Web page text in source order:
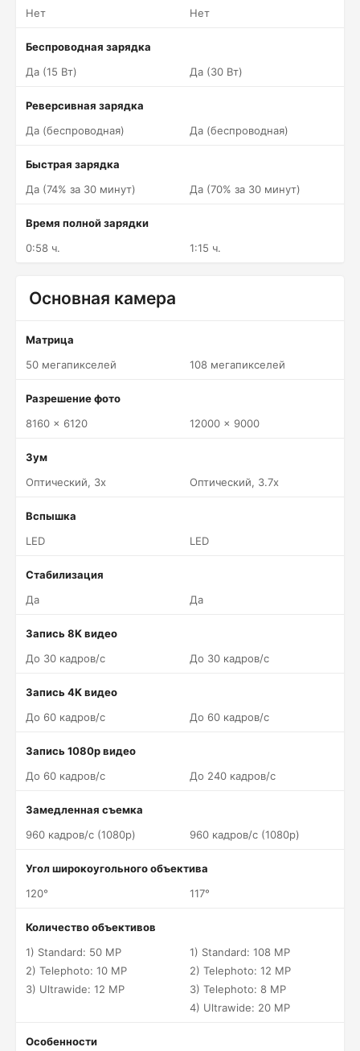
Нет
Нет
Беспроводная зарядка
Да (15 Вт)
Да (30 Вт)
Реверсивная зарядка
Да (беспроводная)
Да (беспроводная)
Быстрая зарядка
Да (74% за 30 минут)
Да (70% за 30 минут)
Время полной зарядки
0:58 ч.
1:15 ч.
Основная камера
Матрица
50 мегапикселей
108 мегапикселей
Разрешение фото
8160 x 6120
12000 x 9000
Зум
Оптический, 3x
Оптический, 3.7x
Вспышка
LED
LED
Стабилизация
Да
Да
Запись 8K видео
До 30 кадров/c
До 30 кадров/c
Запись 4K видео
До 60 кадров/c
До 60 кадров/c
Запись 1080p видео
До 60 кадров/c
До 240 кадров/c
Замедленная съемка
960 кадров/c (1080p)
960 кадров/c (1080p)
Угол широкоугольного объектива
120°
117°
Количество объективов
1) Standard: 50 MP
2) Telephoto: 10 MP
3) Ultrawide: 12 MP
1) Standard: 108 MP
2) Telephoto: 12 MP
3) Telephoto: 8 MP
4) Ultrawide: 20 MP
Особенности